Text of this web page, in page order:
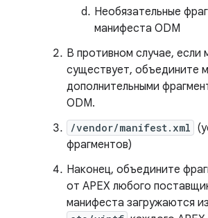
Необязательные
манифеста ODM
В противном случае, если
существует, объедините
дополнительными
ODM.
/vendor/manifest.xml
фрагментов)
Наконец, объедините
от APEX любого
манифеста загружаются